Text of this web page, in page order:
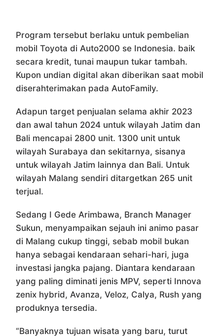
Program tersebut berlaku untuk pembelian
mobil Toyota di Auto2000 se Indonesia. baik
secara kredit, tunai maupun tukar tambah.
Kupon undian digital akan diberikan saat mobil
diserahterimakan pada AutoFamily.
Adapun target penjualan selama akhir 2023
dan awal tahun 2024 untuk wilayah Jatim dan
Bali mencapai 2800 unit. 1300 unit untuk
wilayah Surabaya dan sekitarnya, sisanya
untuk wilayah Jatim lainnya dan Bali. Untuk
wilayah Malang sendiri ditargetkan 265 unit
terjual.
Sedang I Gede Arimbawa, Branch Manager
Sukun, menyampaikan sejauh ini animo pasar
di Malang cukup tinggi, sebab mobil bukan
hanya sebagai kendaraan sehari-hari, juga
investasi jangka pajang. Diantara kendaraan
yang paling diminati jenis MPV, seperti Innova
zenix hybrid, Avanza, Veloz, Calya, Rush yang
produknya tersedia.
“Banyaknya tujuan wisata yang baru, turut